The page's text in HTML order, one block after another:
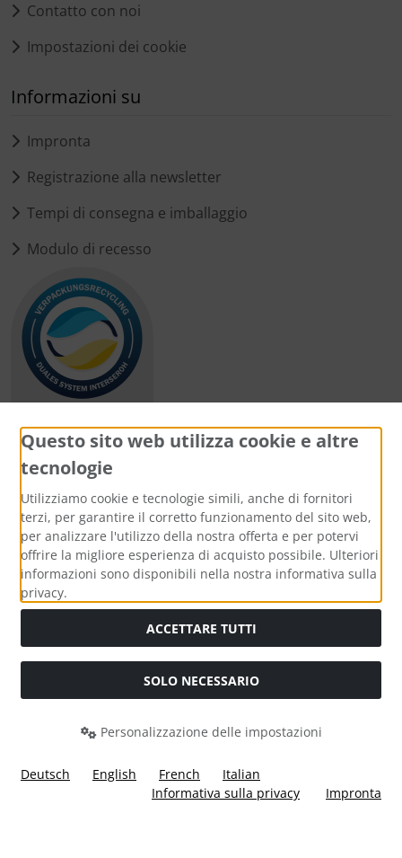
Contatto con noi
Impostazioni dei cookie
Informazioni su
Impronta
Registrazione alla newsletter
Tempi di consegna e imballaggio
Modulo di recesso
Metodi di pagamento
Media sociali
Modulo di recesso
Questo sito web utilizza cookie e altre
tecnologie
Utilizziamo cookie e tecnologie simili, anche di fornitori
terzi, per garantire il corretto funzionamento del sito web,
per analizzare l'utilizzo della nostra offerta e per potervi
offrire la migliore esperienza di acquisto possibile. Ulteriori
informazioni sono disponibili nella nostra informativa sulla
privacy.
ACCETTARE TUTTI
SOLO NECESSARIO
Personalizzazione delle impostazioni
Deutsch English French
Italian
Informativa sulla privacy
Impronta